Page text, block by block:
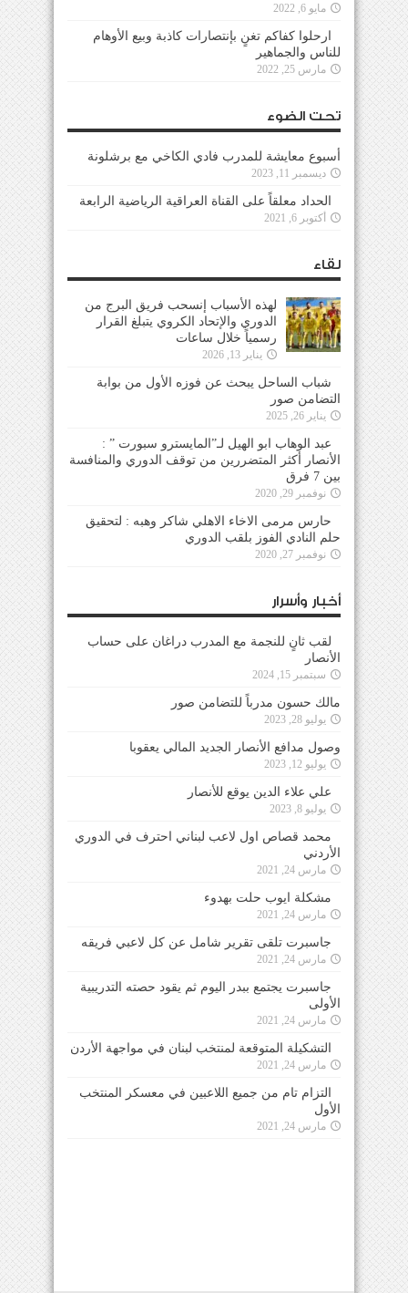
مايو 6, 2022
ارحلوا كفاكم تغنٍ بإنتصارات كاذبة وبيع الأوهام
للناس والجماهير
مارس 25, 2022
تحت الضوء
أسبوع معايشة للمدرب فادي الكاخي مع برشلونة
ديسمبر 11, 2023
الحداد معلقاً على القناة العراقية الرياضية الرابعة
أكتوبر 6, 2021
لقاء
لهذه الأسباب إنسحب فريق البرج من
الدوري والإتحاد الكروي يتبلغ القرار
رسمياً خلال ساعات
يناير 13, 2026
شباب الساحل يبحث عن فوزه الأول من بوابة
التضامن صور
يناير 26, 2025
عبد الوهاب ابو الهيل لـ”المايسترو سبورت ” :
الأنصار أكثر المتضررين من توقف الدوري والمنافسة
بين 7 فرق
نوفمبر 29, 2020
حارس مرمى الاخاء الاهلي شاكر وهبه : لتحقيق
حلم النادي الفوز بلقب الدوري
نوفمبر 27, 2020
أخبار وأسرار
لقب ثانٍ للنجمة مع المدرب دراغان على حساب
الأنصار
سبتمبر 15, 2024
مالك حسون مدرباً للتضامن صور
يوليو 28, 2023
وصول مدافع الأنصار الجديد المالي يعقوبا
يوليو 12, 2023
علي علاء الدين يوقع للأنصار
يوليو 8, 2023
محمد قصاص اول لاعب لبناني احترف في الدوري
الأردني
مارس 24, 2021
مشكلة ايوب حلت بهدوء
مارس 24, 2021
جاسبرت تلقى تقرير شامل عن كل لاعبي فريقه
مارس 24, 2021
جاسبرت يجتمع ببدر اليوم ثم يقود حصته التدريبية
الأولى
مارس 24, 2021
التشكيلة المتوقعة لمنتخب لبنان في مواجهة الأردن
مارس 24, 2021
التزام تام من جميع اللاعبين في معسكر المنتخب
الأول
مارس 24, 2021